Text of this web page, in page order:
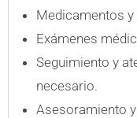
Medicamentos
Exámenes
Seguimiento y
necesario.
Asesoramiento